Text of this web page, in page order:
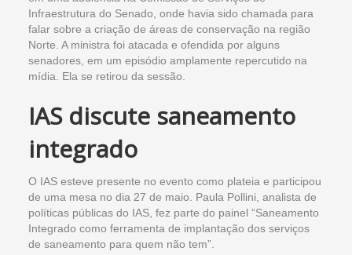
Infraestrutura do Senado, onde havia sido chamada para
falar sobre a criação de áreas de conservação na região
Norte. A ministra foi atacada e ofendida por alguns
senadores, em um episódio amplamente repercutido na
mídia. Ela se retirou da sessão.
IAS discute saneamento
integrado
O IAS esteve presente no evento como plateia e participou
de uma mesa no dia 27 de maio. Paula Pollini, analista de
políticas públicas do IAS, fez parte do painel “Saneamento
Integrado como ferramenta de implantação dos serviços
de saneamento para quem não tem”.